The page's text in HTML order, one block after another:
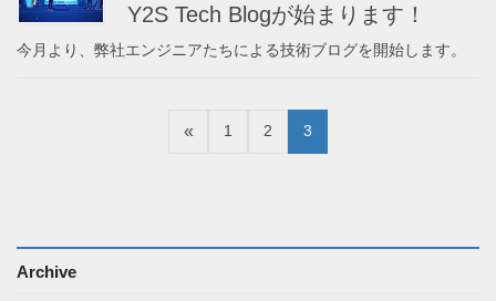
Y2S Tech Blogが始まります！
今月より、弊社エンジニアたちによる技術ブログを開始します。
ー
ジ
1 2 3
Archive